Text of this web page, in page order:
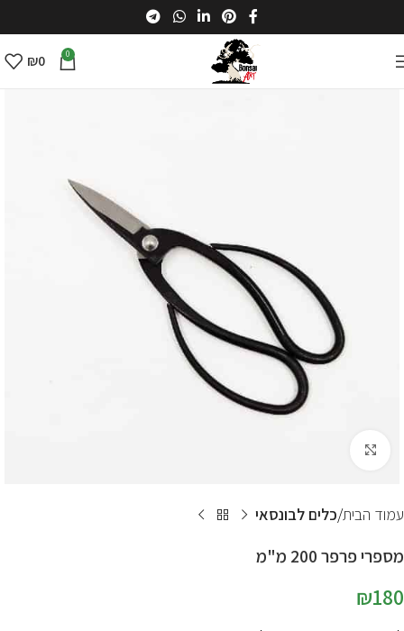
0
₪0
עמוד הבית כלים לבונסאי
מספרי פרפר 200 מ"מ
₪180